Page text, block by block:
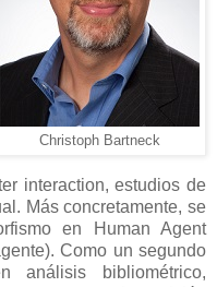
Christoph Bartneck
interaction, estudios de
Más concretamente, se
en Human Agent
Como un segundo
análisis bibliométrico,